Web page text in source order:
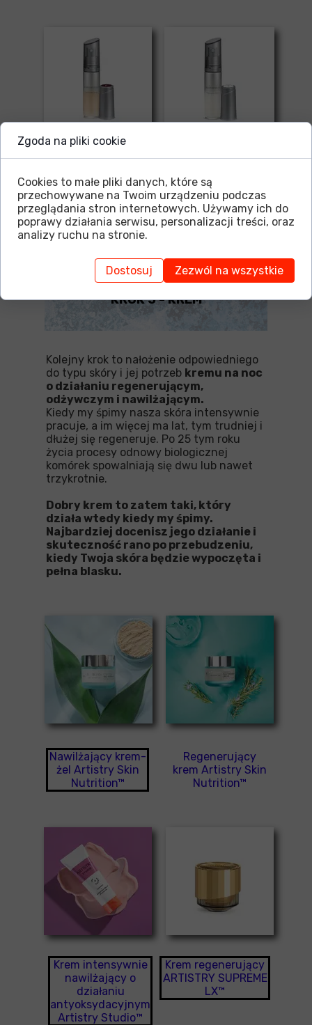
Select™ Zestaw
niwelujący
przebarwienia
Select™ Zestaw
ujędrniający
KROK 5 - KREM
Kolejny krok to nałożenie odpowiedniego
do typu skóry i jej potrzeb kremu na noc
o działaniu regenerującym,
odżywczym i nawilżającym.
Kiedy my śpimy nasza skóra intensywnie
pracuje, a im więcej ma lat, tym trudniej i
dłużej się regeneruje. Po 25 tym roku
życia procesy odnowy biologicznej
komórek spowalniają się dwu lub nawet
trzykrotnie.
Dobry krem to zatem taki, który
działa wtedy kiedy my śpimy.
Najbardziej docenisz jego działanie i
skuteczność rano po przebudzeniu,
kiedy Twoja skóra będzie wypoczęta i
pełna blasku.
Krem regenerujący
ARTISTRY SUPREME
LX™
Krem intensywnie
nawilżający o
działaniu
antyoksydacyjnym
Artistry Studio™
Regenerujący
krem Artistry Skin
Nutrition™
Nawilżający krem-
żel Artistry Skin
Nutrition™
Zgoda na pliki cookie
Cookies to małe pliki danych, które są
przechowywane na Twoim urządzeniu podczas
przeglądania stron internetowych. Używamy ich do
poprawy działania serwisu, personalizacji treści, oraz
analizy ruchu na stronie.
Dostosuj Zezwól na wszystkie